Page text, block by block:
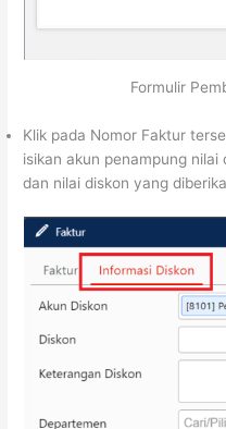
Formulir
Klik pada Nomor Faktur
isikan akun penampung nilai
dan nilai diskon yang